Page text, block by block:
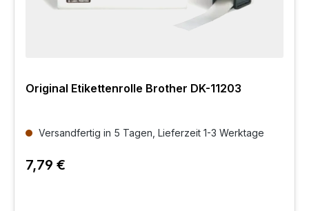
Original Etikettenrolle Brother DK-11203
Versandfertig in 5 Tagen, Lieferzeit 1-3 Werktage
7,79 €